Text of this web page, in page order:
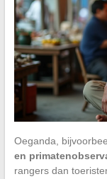
Oeganda,
en
rangers dan